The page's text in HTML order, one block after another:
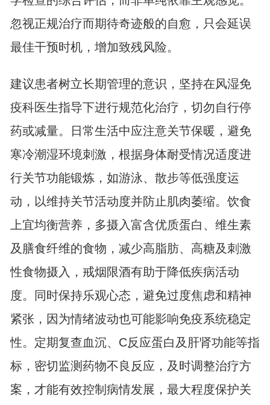
忽视正规治疗而期待奇迹般的自愈，只会延误
最佳干预时机，增加致残风险。
建议患者树立长期管理的意识，坚持在风湿免
疫科医生指导下进行规范化治疗，切勿自行停
药或减量。日常生活中应注意关节保暖，避免
寒冷潮湿环境刺激，根据身体耐受情况适度进
行关节功能锻炼，如游泳、散步等低强度运
动，以维持关节活动度并防止肌肉萎缩。饮食
上宜均衡营养，多摄入富含优质蛋白、维生素
及膳食纤维的食物，减少高脂肪、高糖及刺激
性食物摄入，戒烟限酒有助于降低疾病活动
度。同时保持乐观心态，避免过度焦虑和精神
紧张，因为情绪波动也可能影响免疫系统稳定
性。定期复查血沉、C反应蛋白及肝肾功能等指
标，密切监测药物不良反应，及时调整治疗方
案，才能有效控制病情发展，最大程度保护关